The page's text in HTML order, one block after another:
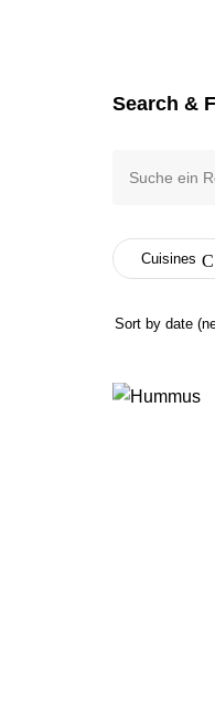
Search &
Cuisines